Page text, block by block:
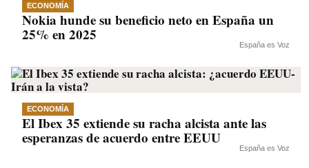
ECONOMÍA
Nokia hunde su beneficio neto en España un
25% en 2025
España es Voz
ECONOMÍA
El Ibex 35 extiende su racha alcista ante las
esperanzas de acuerdo entre EEUU
España es Voz